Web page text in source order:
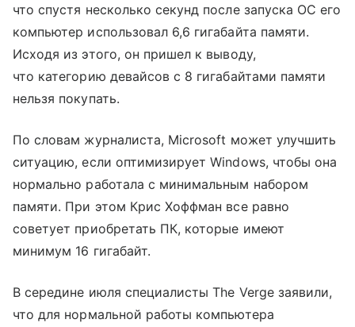
что спустя несколько секунд после запуска ОС его
компьютер использовал 6,6 гигабайта памяти.
Исходя из этого, он пришел к выводу,
что категорию девайсов с 8 гигабайтами памяти
нельзя покупать.
По словам журналиста, Microsoft может улучшить
ситуацию, если оптимизирует Windows, чтобы она
нормально работала с минимальным набором
памяти. При этом Крис Хоффман все равно
советует приобретать ПК, которые имеют
минимум 16 гигабайт.
В середине июля специалисты The Verge заявили,
что для нормальной работы компьютера